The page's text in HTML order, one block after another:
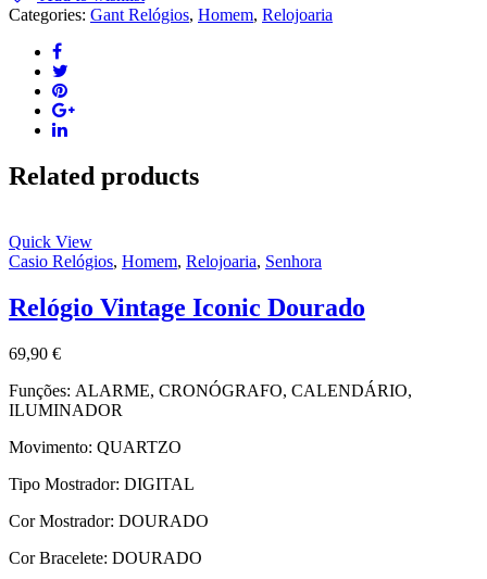
quantity
Categories: Gant Relógios, Homem, Relojoaria
Related products
Quick View
Casio Relógios, Homem, Relojoaria, Senhora
Relógio Vintage Iconic Dourado
69,90 €
Funções: ALARME, CRONÓGRAFO, CALENDÁRIO,
ILUMINADOR
Movimento: QUARTZO
Tipo Mostrador: DIGITAL
Cor Mostrador: DOURADO
Cor Bracelete: DOURADO